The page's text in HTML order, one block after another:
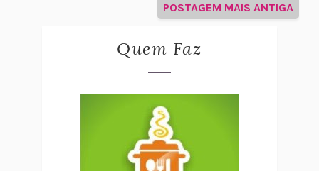
POSTAGEM MAIS ANTIGA
Quem Faz